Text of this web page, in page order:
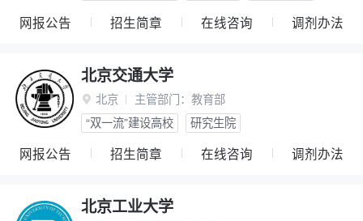
网报公告 招生简章 在线咨询 调剂办法
北京交通大学
 北京 主管部门： 教育部
“双一流”建设高校
研究生院
网报公告 招生简章 在线咨询 调剂办法
北京工业大学